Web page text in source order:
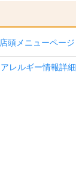
店頭メニューページ
アレルギー情報詳細